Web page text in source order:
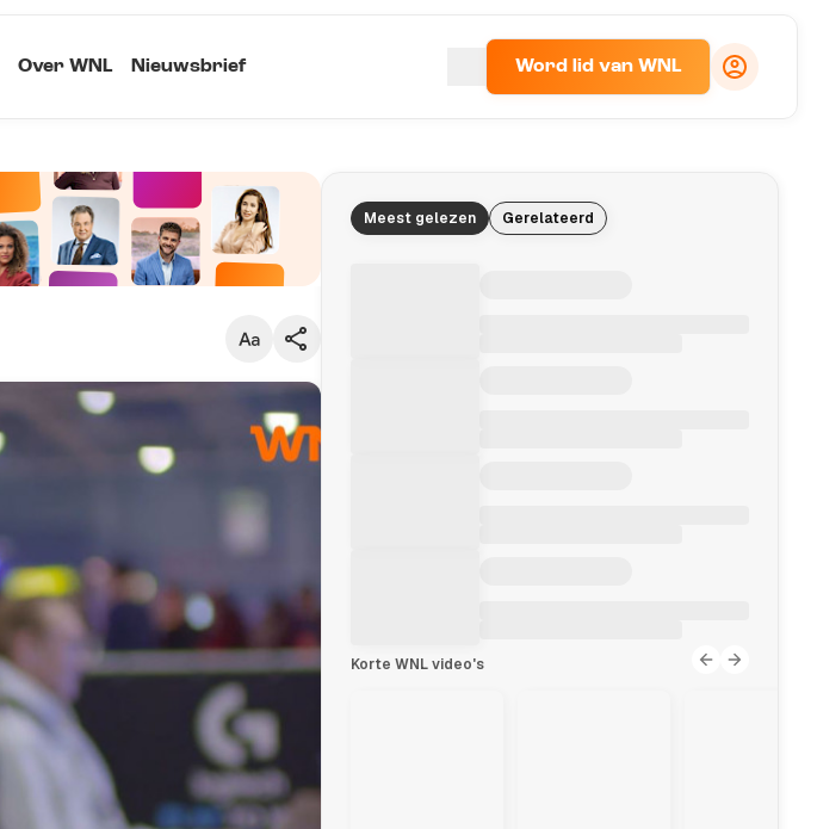
Over WNL Nieuwsbrief Word lid van WNL
Meest gelezen Gerelateerd
Korte WNL video's